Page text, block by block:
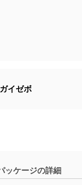
イゼボ
ッケージの詳細